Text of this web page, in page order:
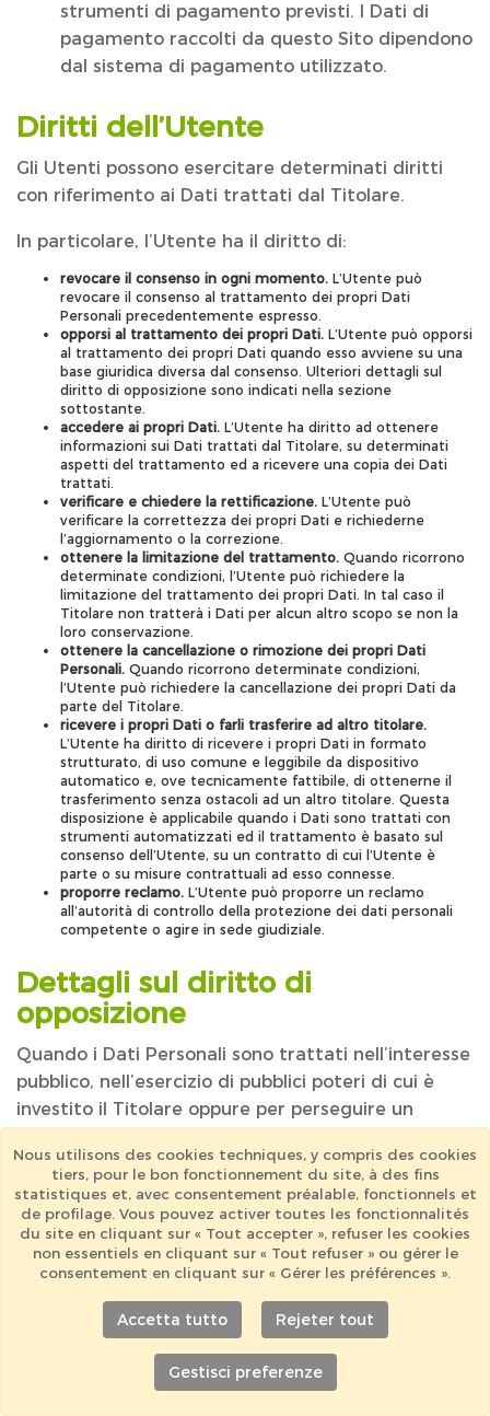
strumenti di pagamento previsti. I Dati di
pagamento raccolti da questo Sito dipendono
dal sistema di pagamento utilizzato.
Diritti dell’Utente
Gli Utenti possono esercitare determinati diritti
con riferimento ai Dati trattati dal Titolare.
In particolare, l’Utente ha il diritto di:
revocare il consenso in ogni momento. L’Utente può
revocare il consenso al trattamento dei propri Dati
Personali precedentemente espresso.
opporsi al trattamento dei propri Dati. L’Utente può opporsi
al trattamento dei propri Dati quando esso avviene su una
base giuridica diversa dal consenso. Ulteriori dettagli sul
diritto di opposizione sono indicati nella sezione
sottostante.
accedere ai propri Dati. L’Utente ha diritto ad ottenere
informazioni sui Dati trattati dal Titolare, su determinati
aspetti del trattamento ed a ricevere una copia dei Dati
trattati.
verificare e chiedere la rettificazione. L’Utente può
verificare la correttezza dei propri Dati e richiederne
l’aggiornamento o la correzione.
ottenere la limitazione del trattamento. Quando ricorrono
determinate condizioni, l’Utente può richiedere la
limitazione del trattamento dei propri Dati. In tal caso il
Titolare non tratterà i Dati per alcun altro scopo se non la
loro conservazione.
ottenere la cancellazione o rimozione dei propri Dati
Personali. Quando ricorrono determinate condizioni,
l’Utente può richiedere la cancellazione dei propri Dati da
parte del Titolare.
ricevere i propri Dati o farli trasferire ad altro titolare.
L’Utente ha diritto di ricevere i propri Dati in formato
strutturato, di uso comune e leggibile da dispositivo
automatico e, ove tecnicamente fattibile, di ottenerne il
trasferimento senza ostacoli ad un altro titolare. Questa
disposizione è applicabile quando i Dati sono trattati con
strumenti automatizzati ed il trattamento è basato sul
consenso dell’Utente, su un contratto di cui l’Utente è
parte o su misure contrattuali ad esso connesse.
proporre reclamo. L’Utente può proporre un reclamo
all’autorità di controllo della protezione dei dati personali
competente o agire in sede giudiziale.
Dettagli sul diritto di
opposizione
Quando i Dati Personali sono trattati nell’interesse
pubblico, nell’esercizio di pubblici poteri di cui è
investito il Titolare oppure per perseguire un
diritto ad opporsi al trattamento per motivi
connessi alla loro situazione particolare.
Si fa presente agli Utenti che, ove i loro Dati
fossero trattati con finalità di marketing diretto,
alcuna motivazione. Per scoprire se il Titolare
Utenti possono fare riferimento alle rispettive
Nous utilisons des cookies techniques, y compris des cookies
tiers, pour le bon fonctionnement du site, à des fins
statistiques et, avec consentement préalable, fonctionnels et
de profilage. Vous pouvez activer toutes les fonctionnalités
du site en cliquant sur « Tout accepter », refuser les cookies
non essentiels en cliquant sur « Tout refuser » ou gérer le
consentement en cliquant sur « Gérer les préférences ».
Accetta tutto Rejeter tout
Gestisci preferenze